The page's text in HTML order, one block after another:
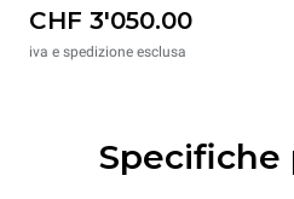
CHF 3'050.00
iva e spedizione esclusa